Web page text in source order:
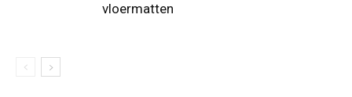
vloermatten